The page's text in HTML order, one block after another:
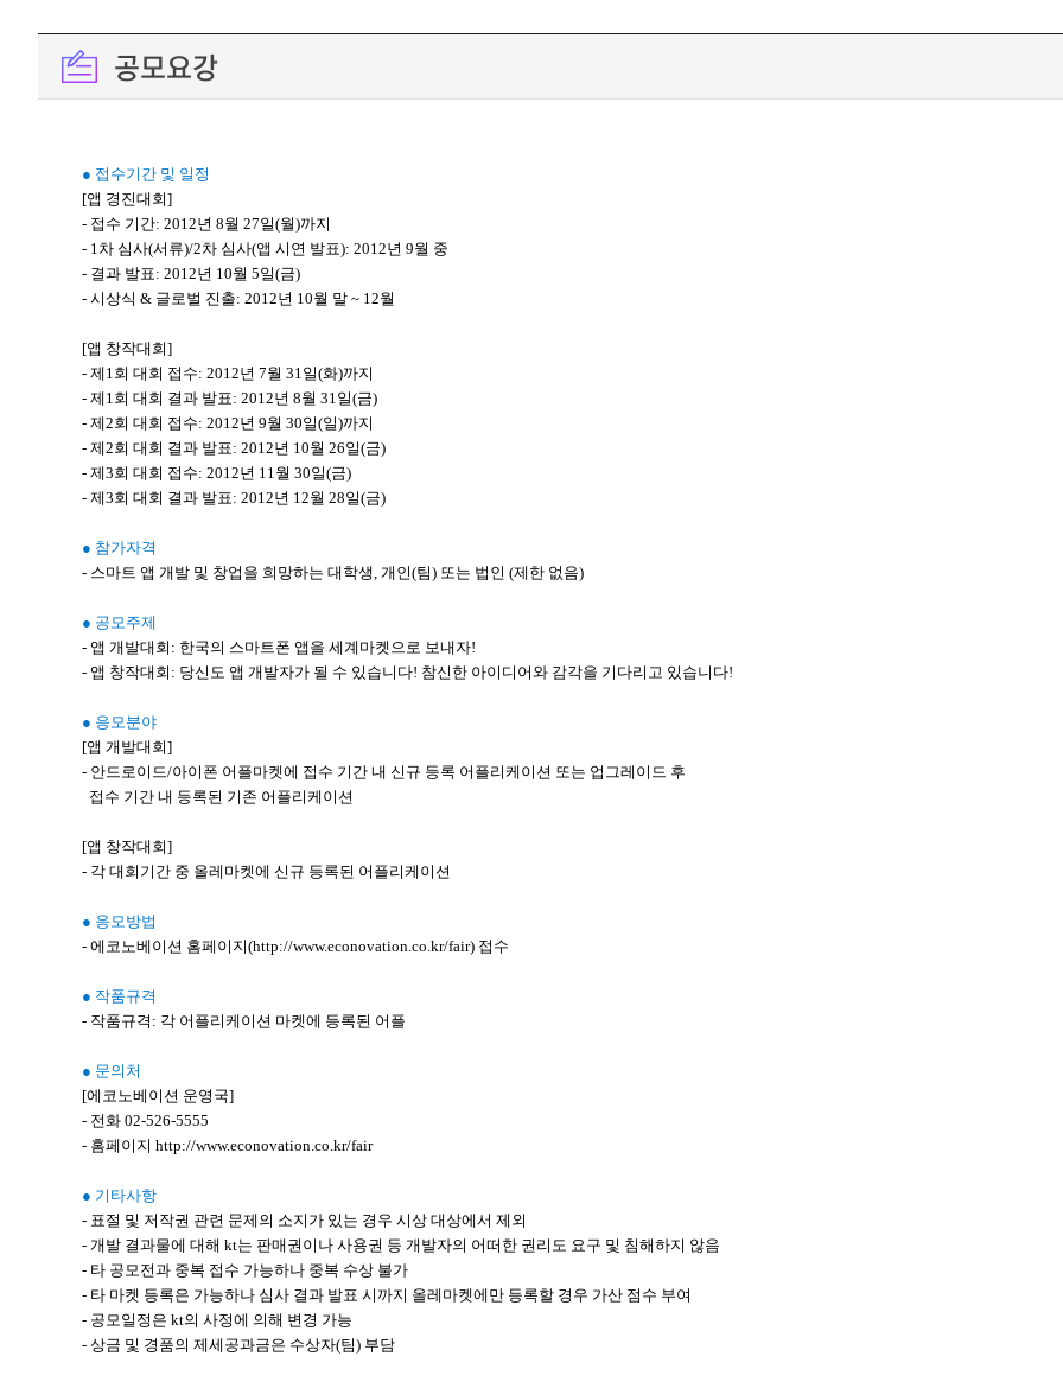
공모요강
● 접수기간 및 일정
[앱 경진대회]
- 접수 기간: 2012년 8월 27일(월)까지
- 1차 심사(서류)/2차 심사(앱 시연 발표): 2012년 9월 중
- 결과 발표: 2012년 10월 5일(금)
- 시상식 & 글로벌 진출: 2012년 10월 말 ~ 12월
[앱 창작대회]
- 제1회 대회 접수: 2012년 7월 31일(화)까지
- 제1회 대회 결과 발표: 2012년 8월 31일(금)
- 제2회 대회 접수: 2012년 9월 30일(일)까지
- 제2회 대회 결과 발표: 2012년 10월 26일(금)
- 제3회 대회 접수: 2012년 11월 30일(금)
- 제3회 대회 결과 발표: 2012년 12월 28일(금)
● 참가자격
- 스마트 앱 개발 및 창업을 희망하는 대학생, 개인(팀) 또는 법인 (제한 없음)
● 공모주제
- 앱 개발대회: 한국의 스마트폰 앱을 세계마켓으로 보내자!
- 앱 창작대회: 당신도 앱 개발자가 될 수 있습니다! 참신한 아이디어와 감각을 기다리고 있습니다!
● 응모분야
[앱 개발대회]
- 안드로이드/아이폰 어플마켓에 접수 기간 내 신규 등록 어플리케이션 또는 업그레이드 후
접수 기간 내 등록된 기존 어플리케이션
[앱 창작대회]
- 각 대회기간 중 올레마켓에 신규 등록된 어플리케이션
● 응모방법
- 에코노베이션 홈페이지(http://www.econovation.co.kr/fair) 접수
● 작품규격
- 작품규격: 각 어플리케이션 마켓에 등록된 어플
● 문의처
[에코노베이션 운영국]
- 전화 02-526-5555
- 홈페이지 http://www.econovation.co.kr/fair
● 기타사항
- 표절 및 저작권 관련 문제의 소지가 있는 경우 시상 대상에서 제외
- 개발 결과물에 대해 kt는 판매권이나 사용권 등 개발자의 어떠한 권리도 요구 및 침해하지 않음
- 타 공모전과 중복 접수 가능하나 중복 수상 불가
- 타 마켓 등록은 가능하나 심사 결과 발표 시까지 올레마켓에만 등록할 경우 가산 점수 부여
- 공모일정은 kt의 사정에 의해 변경 가능
- 상금 및 경품의 제세공과금은 수상자(팀) 부담